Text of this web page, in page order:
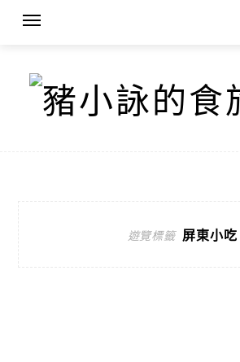
遊覽標籤 屏東小吃